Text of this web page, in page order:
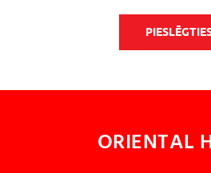
ORIENTAL